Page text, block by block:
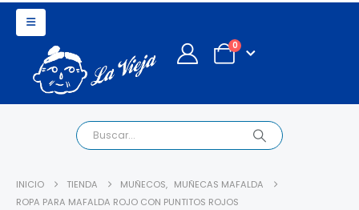
0
INICIO TIENDA MUÑECOS, MUÑECAS MAFALDA
ROPA PARA MAFALDA ROJO CON PUNTITOS ROJOS